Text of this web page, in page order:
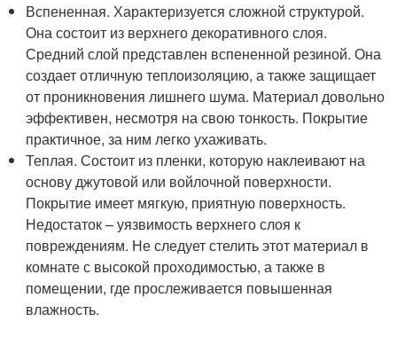
Вспененная. Характеризуется сложной структурой.
Она состоит из верхнего декоративного слоя.
Средний слой представлен вспененной резиной. Она
создает отличную теплоизоляцию, а также защищает
от проникновения лишнего шума. Материал довольно
эффективен, несмотря на свою тонкость. Покрытие
практичное, за ним легко ухаживать.
Теплая. Состоит из пленки, которую наклеивают на
основу джутовой или войлочной поверхности.
Покрытие имеет мягкую, приятную поверхность.
Недостаток – уязвимость верхнего слоя к
повреждениям. Не следует стелить этот материал в
комнате с высокой проходимостью, а также в
помещении, где прослеживается повышенная
влажность.